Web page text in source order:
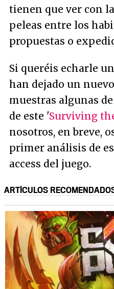
tienen que ver con
peleas entre los
propuestas o
Si queréis echarle
han dejado un
muestras algunas
de este 'Surviving
nosotros, en breve,
primer análisis de
access del juego.
ARTÍCULOS